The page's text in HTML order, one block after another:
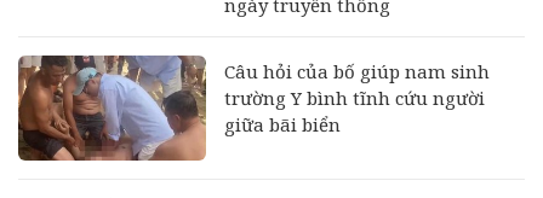
ngày truyền thống
Câu hỏi của bố giúp nam sinh
trường Y bình tĩnh cứu người
giữa bãi biển